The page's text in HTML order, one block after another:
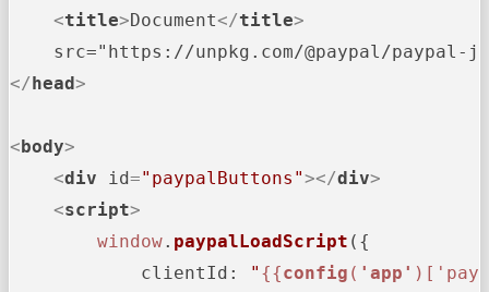
<title>Document</title>
src="https://unpkg.com/@paypal/
</head>
<body>
<div id="paypalButtons"></div>
<script>
window. paypalLoadScript ({
clientId : " {{config ( 'app'